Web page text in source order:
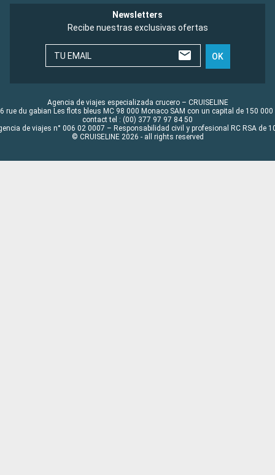
Newsletters
Recibe nuestras exclusivas ofertas
TU EMAIL OK
Agencia de viajes especializada crucero – CRUISELINE
rue du gabian Les flots bleus MC 98 000 Monaco SAM con un capital de 150 000
contact tel : (00) 377 97 97 84 50
de viajes n° 006 02 0007 – Responsabilidad civil y profesional RC RSA de
© CRUISELINE 2026 - all rights reserved